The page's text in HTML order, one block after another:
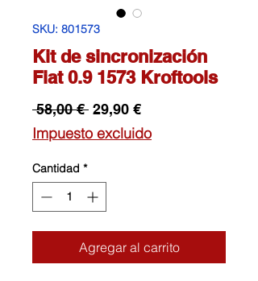
SKU: 801573
Kit de sincronización
Fiat 0.9 1573 Kroftools
58,00 € Precio
29,90 €Precio
de
oferta
Impuesto excluido
Cantidad *
Agregar al carrito